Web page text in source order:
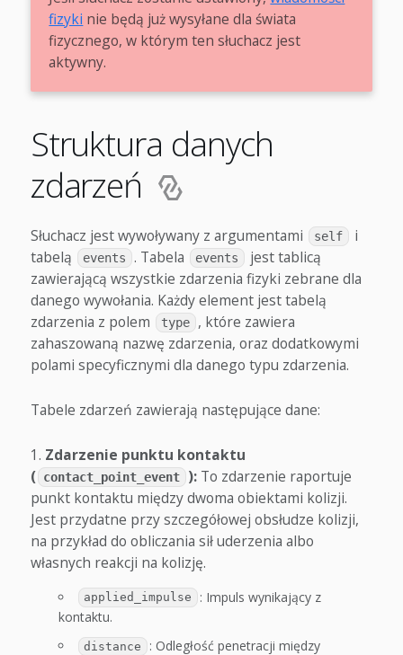
fizyki nie będą już wysyłane dla świata
fizycznego, w którym ten słuchacz jest
aktywny.
Struktura danych
zdarzeń
Słuchacz jest wywoływany z argumentami self
i
tabelą
events . Tabela events
jest tablicą
zawierającą wszystkie zdarzenia fizyki zebrane dla
danego wywołania. Każdy element jest tabelą
zdarzenia z polem
type
, które zawiera
zahaszowaną nazwę zdarzenia, oraz dodatkowymi
polami specyficznymi dla danego typu zdarzenia.
Tabele zdarzeń zawierają następujące dane:
Zdarzenie punktu kontaktu
( contact_point_event ):To zdarzenie raportuje
punkt kontaktu między dwoma obiektami kolizji.
Jest przydatne przy szczegółowej obsłudze kolizji,
na przykład do obliczania sił uderzenia albo
własnych reakcji na kolizję.
applied_impulse
: Impuls wynikający z
kontaktu.
distance
: Odległość penetracji między